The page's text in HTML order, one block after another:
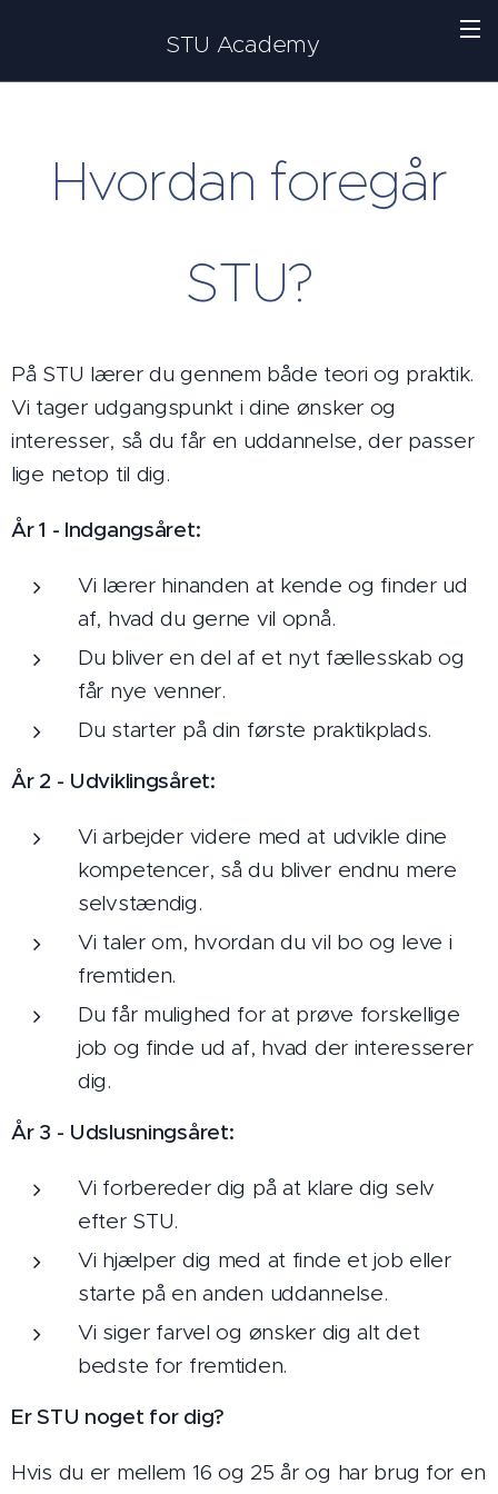
STU Academy
Hvordan foregår
STU?
På STU lærer du gennem både teori og praktik.
Vi tager udgangspunkt i dine ønsker og
interesser, så du får en uddannelse, der passer
lige netop til dig.
År 1 - Indgangsåret:
Vi lærer hinanden at kende og finder ud
af, hvad du gerne vil opnå.
Du bliver en del af et nyt fællesskab og
får nye venner.
Du starter på din første praktikplads.
År 2 - Udviklingsåret:
Vi arbejder videre med at udvikle dine
kompetencer, så du bliver endnu mere
selvstændig.
Vi taler om, hvordan du vil bo og leve i
fremtiden.
Du får mulighed for at prøve forskellige
job og finde ud af, hvad der interesserer
dig.
År 3 - Udslusningsåret:
Vi forbereder dig på at klare dig selv
efter STU.
Vi hjælper dig med at finde et job eller
starte på en anden uddannelse.
Vi siger farvel og ønsker dig alt det
bedste for fremtiden.
Er STU noget for dig?
Hvis du er mellem 16 og 25 år og har brug for en